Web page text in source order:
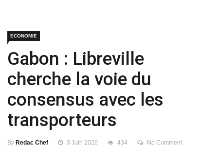
ECONOMIE
Gabon : Libreville
cherche la voie du
consensus avec les
transporteurs
By Redac Chef 3 Juin 2026 434 No Comment